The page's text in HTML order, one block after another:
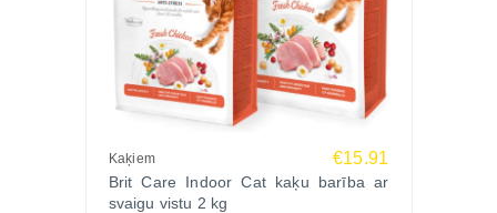
Kaķiem €15.91
Brit Care Indoor Cat kaķu barība ar
svaigu vistu 2 kg